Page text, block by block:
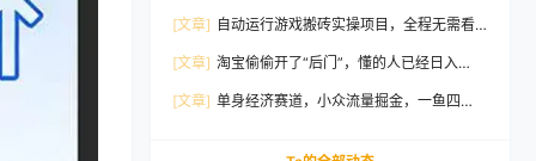
[文章] 自动运行游戏搬砖实操项目，全程无需看
[文章] 淘宝偷偷开了“后门”，懂的人已经日入
营业的线上门店
[文章] 单身经济赛道，小众流量掘金，一鱼四